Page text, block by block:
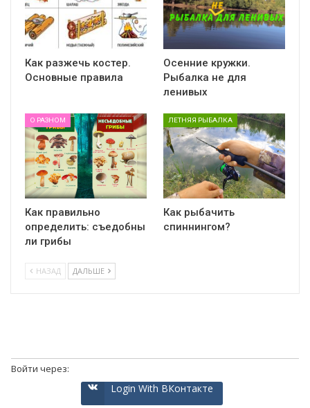
Как разжечь костер.
Основные правила
Осенние кружки.
Рыбалка не для
ленивых
О РАЗНОМ
Как правильно
определить: съедобны
ли грибы
ЛЕТНЯЯ РЫБАЛКА
Как рыбачить
спиннингом?
НАЗАД ДАЛЬШЕ
Войти через:
Login With ВКонтакте